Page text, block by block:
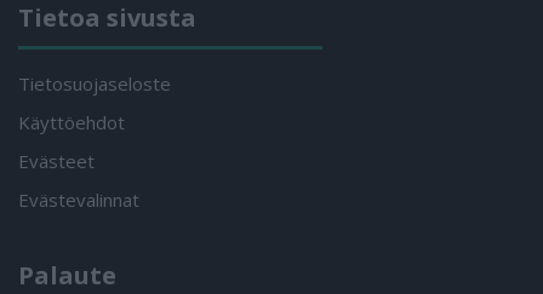
Tietoa sivusta
Tietosuojaseloste
Käyttöehdot
Evästeet
Evästevalinnat
Palaute